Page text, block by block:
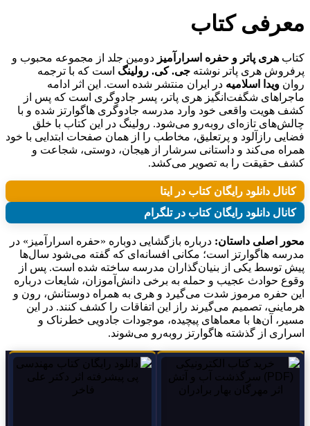
معرفی کتاب
کتاب هری پاتر و حفره اسرارآمیز دومین جلد از مجموعه محبوب و
پرفروش هری پاتر نوشته جی. کی. رولینگ است که با ترجمه
روان ویدا اسلامیه در ایران منتشر شده است. این اثر ادامه
ماجراهای شگفت‌انگیز هری پاتر، پسر جادوگری است که پس از
کشف هویت واقعی خود وارد مدرسه جادوگری هاگوارتز شده و با
چالش‌های تازه‌ای روبه‌رو می‌شود. رولینگ در این کتاب با خلق
فضایی رازآلود و پرتعلیق، مخاطب را از همان صفحات ابتدایی با خود
همراه می‌کند و داستانی سرشار از هیجان، دوستی، شجاعت و
کشف حقیقت را به تصویر می‌کشد.
کانال دانلود رایگان کتاب در ایتا
کانال دانلود رایگان کتاب در تلگرام
محور اصلی داستان: درباره بازگشایی دوباره «حفره اسرارآمیز» در
مدرسه هاگوارتز است؛ مکانی افسانه‌ای که گفته می‌شود سال‌ها
پیش توسط یکی از بنیان‌گذاران مدرسه ساخته شده است. پس از
وقوع حوادث عجیب و حمله به برخی دانش‌آموزان، شایعات درباره
این حفره مرموز شدت می‌گیرد و هری به همراه دوستانش، رون و
هرماینی، تصمیم می‌گیرند راز این اتفاقات را کشف کنند. در این
مسیر، آن‌ها با معماهای پیچیده، موجودات جادویی خطرناک و
اسراری از گذشته هاگوارتز روبه‌رو می‌شوند.